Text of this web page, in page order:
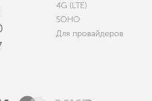
4G (LTE)
SOHO
Для провайдеров